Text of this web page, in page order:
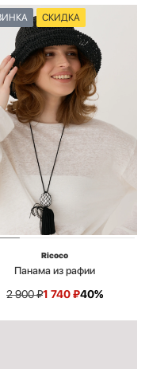
СКИДКА
Ricoco
Панама из рафии
2 900₽1 740₽40%